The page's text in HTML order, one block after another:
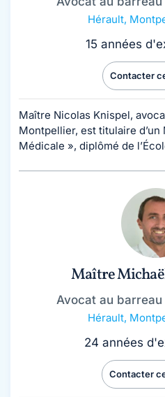
Hérault,
15 années
Contacter
Maître Nicolas Knispel,
Montpellier, est titulaire
Médicale », diplômé de
Maître
Avocat au
Hérault,
24 années
Contacter